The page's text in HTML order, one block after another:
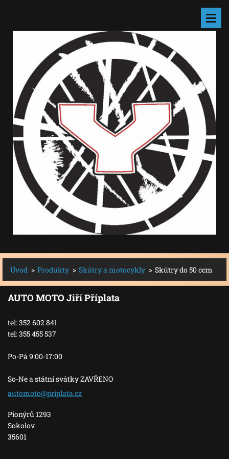
Úvod > Produkty > Skútry a motocykly > Skútry do 50 ccm
AUTO MOTO Jiří Příplata
tel: 352 602 841
tel: 355 455 537
Po-Pá 9:00-17:00
So-Ne a státní svátky ZAVŘENO
automoto@priplata.cz
Pionýrů 1293
Sokolov
35601